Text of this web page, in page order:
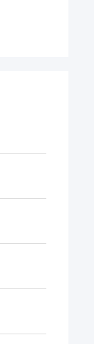
met uw
waren.